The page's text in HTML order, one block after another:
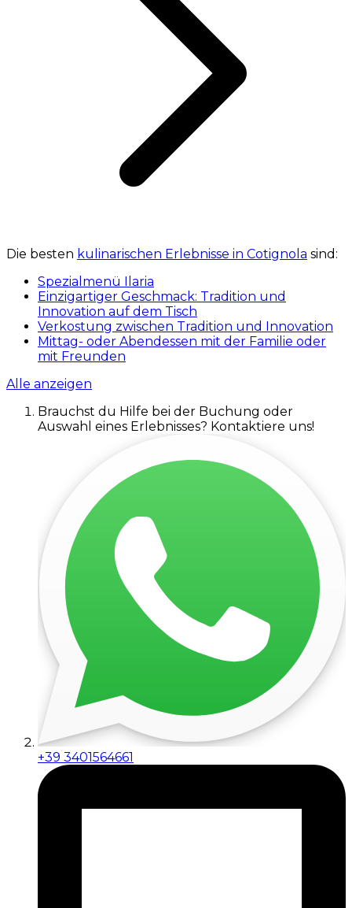
Die besten kulinarischen Erlebnisse in Cotignola sind:
Spezialmenü Ilaria
Einzigartiger Geschmack: Tradition und
Innovation auf dem Tisch
Verkostung zwischen Tradition und Innovation
Mittag- oder Abendessen mit der Familie oder
mit Freunden
Alle anzeigen
Brauchst du Hilfe bei der Buchung oder
Auswahl eines Erlebnisses? Kontaktiere uns!
+39 3401564661